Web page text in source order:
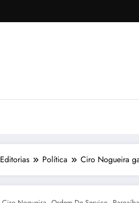
Editorias Política Ciro Nogueira